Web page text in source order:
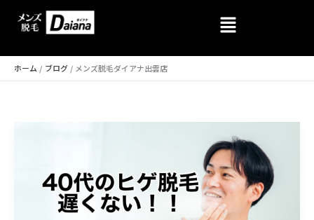
ホーム ブログ メンズ脱毛ダイアナ出雲店